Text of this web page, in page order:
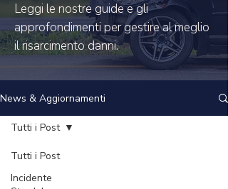
Leggi le nostre guide e gli
approfondimenti per gestire al meglio
il risarcimento danni.
News & Aggiornamenti
Tutti i Post
Incidente
Tutti i Post